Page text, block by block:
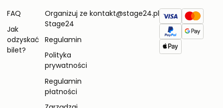
FAQ
Jak
odzyskać
bilet?
Organizuj ze
Stage24
Regulamin
Polityka
prywatności
Regulamin
płatności
kontakt@stage24.pl